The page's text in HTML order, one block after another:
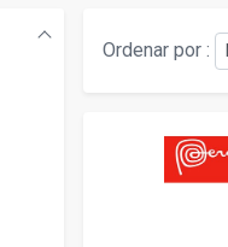
Ordenar por :